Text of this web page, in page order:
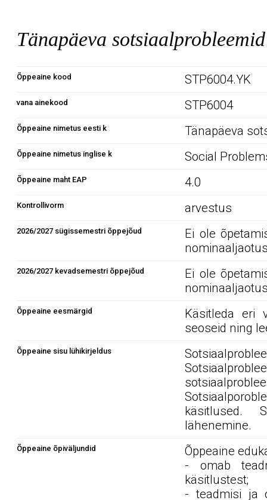
Tänapäeva
Õppeaine kood STP6004.YK
vana ainekood STP6004
Õppeaine nimetus eesti k Tänapäeva
Õppeaine nimetus inglise k Social
Õppeaine maht EAP 4.0
Kontrollivorm arvestus
2026/2027 sügissemestri õppejõud
Ei ole
2026/2027 kevadsemestri õppejõud
Ei ole
Õppeaine eesmärgid
Käsitleda eri
seoseid ning
Õppeaine sisu lühikirjeldus
käsitlused.
lähenemine.
Õppeaine õpiväljundid
Õppeaine
- omab
käsitlustest;
- teadmisi ja